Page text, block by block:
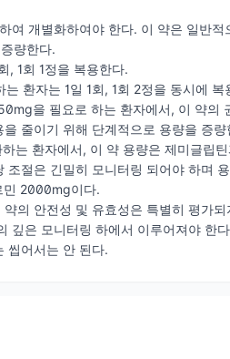
여 개별화하여야 한다. 이 약은 일반
량한다.
1회 1정을 복용한다.
환자는 1일 1회, 1회 2정을 동시에 복
을 필요로 하는 환자에서, 이 약의
줄이기 위해 단계적으로 용량을 증량
는 환자에서, 이 약 용량은 제미글립
절은 긴밀히 모니터링 되어야 하며
민 2000mg이다.
의 안전성 및 유효성은 특별히 평가
깊은 모니터링 하에서 이루어져야 한
씹어서는 안 된다.